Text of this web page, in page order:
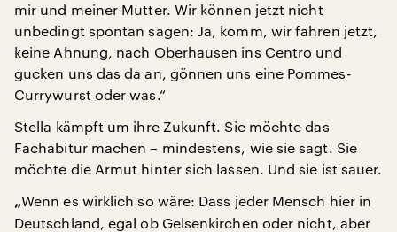
mir und meiner Mutter. Wir können jetzt nicht
unbedingt spontan sagen: Ja, komm, wir fahren jetzt,
keine Ahnung, nach Oberhausen ins Centro und
gucken uns das da an, gönnen uns eine Pommes-
Currywurst oder was.“
Stella kämpft um ihre Zukunft. Sie möchte das
Fachabitur machen – mindestens, wie sie sagt. Sie
möchte die Armut hinter sich lassen. Und sie ist sauer.
„Wenn es wirklich so wäre: Dass jeder Mensch hier in
Deutschland, egal ob Gelsenkirchen oder nicht, aber